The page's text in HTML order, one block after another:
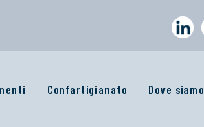
Confartigianato Dove siamo